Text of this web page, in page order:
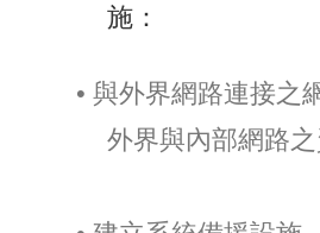
施：
• 與外界網路連接之
外界與內部網路